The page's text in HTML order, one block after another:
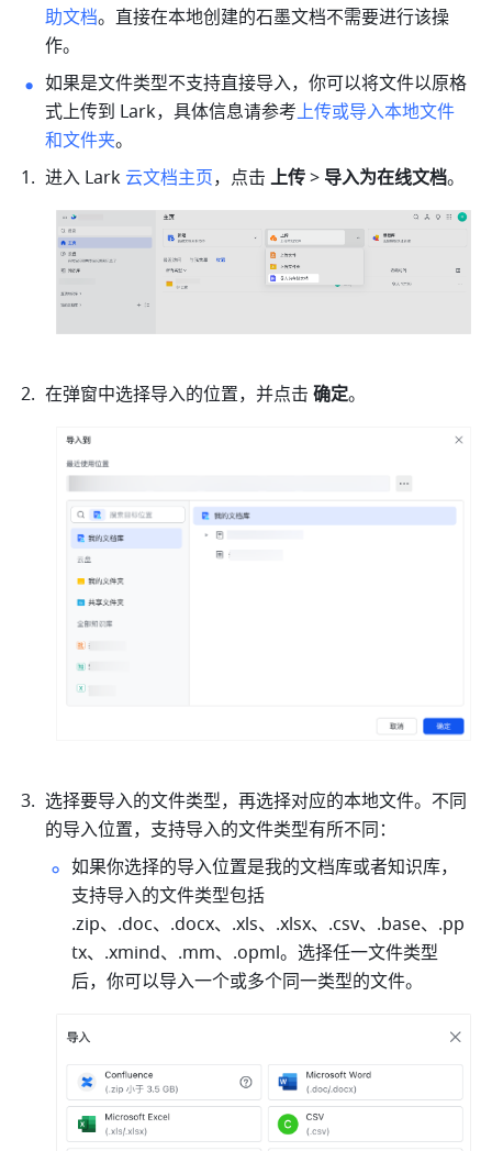
助文档。直接在本地创建的石墨文档不需要进行该操
作。
如果是文件类型不支持直接导入，你可以将文件以原格
式上传到 Lark，具体信息请参考上传或导入本地文件
和文件夹。
进入 Lark 云文档主页，点击 上传 > 导入为在线文档。
在弹窗中选择导入的位置，并点击 确定。
选择要导入的文件类型，再选择对应的本地文件。不同
的导入位置，支持导入的文件类型有所不同：
如果你选择的导入位置是我的文档库或者知识库，
支持导入的文件类型包括
.zip、.doc、.docx、.xls、.xlsx、.csv、.base、.pp
tx、.xmind、.mm、.opml。选择任一文件类型
后，你可以导入一个或多个同一类型的文件。